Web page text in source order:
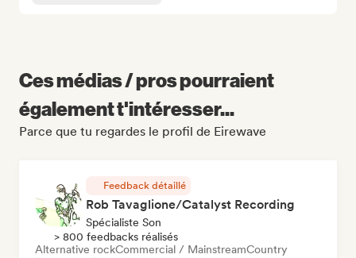
Ces médias / pros pourraient
également t'intéresser...
Parce que tu regardes le profil de Eirewave
Feedback détaillé
Rob Tavaglione/Catalyst Recording
Spécialiste Son
> 800 feedbacks réalisés
Alternative rockCommercial / MainstreamCountry